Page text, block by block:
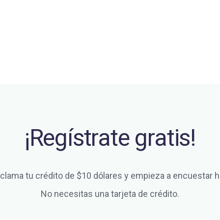
¡Regístrate gratis!
tu crédito de $10 dólares y empieza a encuestar
No necesitas una tarjeta de crédito.